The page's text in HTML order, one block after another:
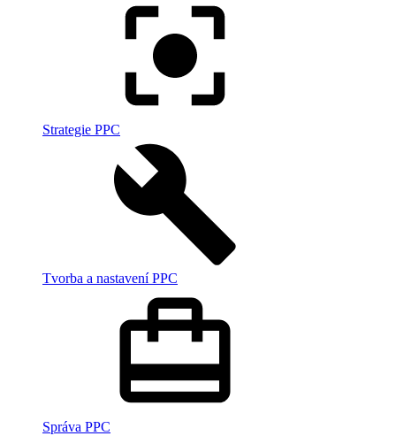
Strategie PPC
Tvorba a nastavení PPC
Správa PPC